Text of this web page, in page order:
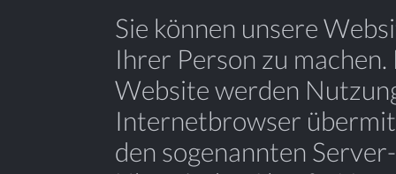
Sie können unsere
Ihrer Person zu
Website werden
Internetbrowser
den sogenannten